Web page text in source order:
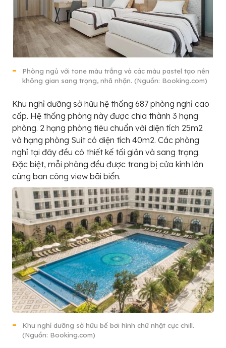
Phòng ngủ với tone màu trắng và các màu pastel tạo nên
không gian sang trọng, nhã nhặn. (Nguồn: Booking.com)
Khu nghỉ dưỡng sở hữu hệ thống 687 phòng nghỉ cao
cấp. Hệ thống phòng này được chia thành 3 hạng
phòng. 2 hạng phòng tiêu chuẩn với diện tích 25m2
và hạng phòng Suit có diện tích 40m2. Các phòng
nghỉ tại đây đều có thiết kế tối giản và sang trọng.
Đặc biệt, mỗi phòng đều được trang bị cửa kính lớn
cùng ban công view bãi biển.
Khu nghỉ dưỡng sở hữu bể bơi hình chữ nhật cực chill.
(Nguồn: Booking.com)